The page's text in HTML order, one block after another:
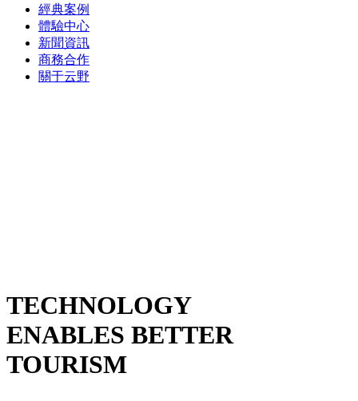
經典案例
體驗中心
新聞資訊
商務合作
關于云野
TECHNOLOGY
ENABLES BETTER
TOURISM